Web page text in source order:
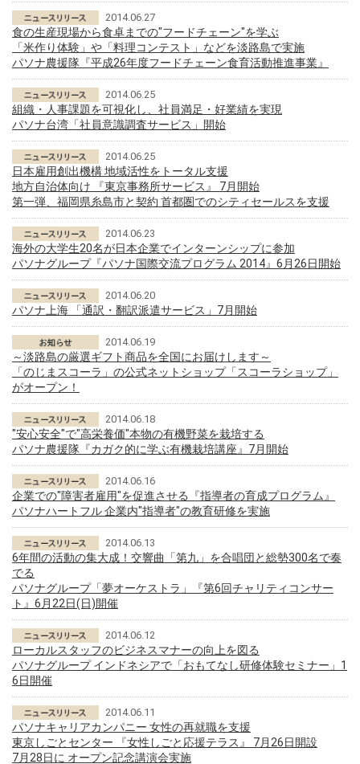
2014.06.27
食の生産現場から食卓までの"フードチェーン"を学ぶ
「米作り体験」や「料理コンテスト」などを淡路島で実施
パソナ農援隊『平成26年度フードチェーン食育活動推進事業』
2014.06.25
組織・人事課題を可視化し、社員満足・好業績を実現
パソナ台湾「社員意識調査サービス」開始
2014.06.25
日本雇用創出機構 地域活性をトータル支援
地方自治体向け 『東京事務所サービス』 7月開始
第一弾、福岡県糸島市と契約 首都圏でのシティセールスを支援
2014.06.23
海外の大学生20名が日本企業でインターンシップに参加
パソナグループ『パソナ国際交流プログラム 2014』6月26日開始
2014.06.20
パソナ上海 「通訳・翻訳派遣サービス」7月開始
2014.06.19
～淡路島の厳選ギフト商品を全国にお届けします～
「のじまスコーラ」の公式ネットショップ「スコーラショップ」
がオープン！
2014.06.18
"安心安全"で"高栄養価"本物の有機野菜を栽培する
パソナ農援隊『カガク的に学ぶ有機栽培講座』7月開始
2014.06.16
企業での"障害者雇用"を促進させる『指導者の育成プログラム』
パソナハートフル 企業内"指導者"の教育研修を実施
2014.06.13
6年間の活動の集大成！交響曲「第九」を合唱団と総勢300名で奏
でる
パソナグループ「夢オーケストラ」『第6回チャリティコンサー
ト』6月22日(日)開催
2014.06.12
ローカルスタッフのビジネスマナーの向上を図る
パソナグループ インドネシアで「おもてなし研修体験セミナー」1
6日開催
2014.06.11
パソナキャリアカンパニー 女性の再就職を支援
東京しごとセンター 『女性しごと応援テラス』 7月26日開設
7月28日に オープン記念講演会実施